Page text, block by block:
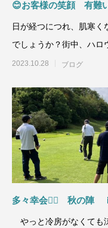
😊お客様の笑顔 有難
日が経つにつれ、肌寒く
でしょうか？街中、ハロ
んハロウィン👻の予定
2023.10.28 ブログ
多々幸会🏌🏽 秋の陣
やっと冷房がなくても